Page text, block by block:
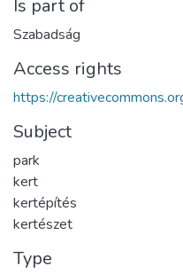
Is part of
Szabadság
Access rights
https://
Subject
park
kert
kertépítés
kertészet
Type